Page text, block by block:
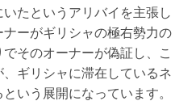
たというアリバイを主張し
ーがギリシャの極右勢力の
そのオーナーが偽証し、こ
ギリシャに滞在しているネ
いう展開になっています。